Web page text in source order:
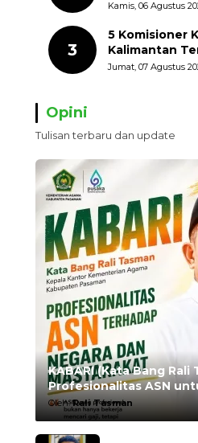
HUT ke-81
Bendera
Kamis, 06 Agustus
3
5 Komisioner
Kalimantan
Ditetapkan
Jumat, 07 Agustus
Opini
Tulisan terbaru dan update
KABARI (Kata Bang Rali
Profesionalitas ASN
Masyarakat
Oleh:Rali Tasman